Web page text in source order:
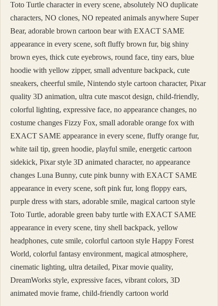
Toto Turtle character in every scene, absolutely NO duplicate
characters, NO clones, NO repeated animals anywhere Super
Bear, adorable brown cartoon bear with EXACT SAME
appearance in every scene, soft fluffy brown fur, big shiny
brown eyes, thick cute eyebrows, round face, tiny ears, blue
hoodie with yellow zipper, small adventure backpack, cute
sneakers, cheerful smile, Nintendo style cartoon character, Pixar
quality 3D animation, ultra cute mascot design, child-friendly,
colorful lighting, expressive face, no appearance changes, no
costume changes Fizzy Fox, small adorable orange fox with
EXACT SAME appearance in every scene, fluffy orange fur,
white tail tip, green hoodie, playful smile, energetic cartoon
sidekick, Pixar style 3D animated character, no appearance
changes Luna Bunny, cute pink bunny with EXACT SAME
appearance in every scene, soft pink fur, long floppy ears,
purple dress with stars, adorable smile, magical cartoon style
Toto Turtle, adorable green baby turtle with EXACT SAME
appearance in every scene, tiny shell backpack, yellow
headphones, cute smile, colorful cartoon style Happy Forest
World, colorful fantasy environment, magical atmosphere,
cinematic lighting, ultra detailed, Pixar movie quality,
DreamWorks style, expressive faces, vibrant colors, 3D
animated movie frame, child-friendly cartoon world